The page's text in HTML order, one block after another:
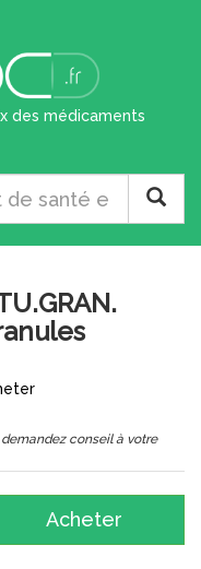
des médicaments
conseil à votre
Acheter